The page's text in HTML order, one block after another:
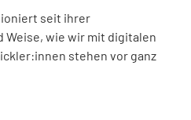
seit ihrer
Weise, wie wir mit digitalen
stehen vor ganz